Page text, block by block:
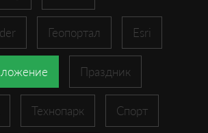
Геопортал Esri
Праздник
Технопарк Спорт